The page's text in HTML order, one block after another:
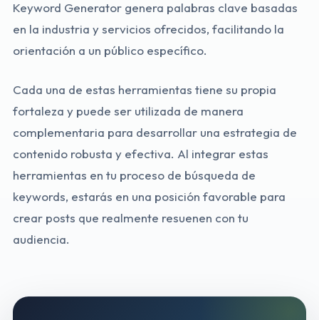
Keyword Generator genera palabras clave basadas
en la industria y servicios ofrecidos, facilitando la
orientación a un público específico.
Cada una de estas herramientas tiene su propia
fortaleza y puede ser utilizada de manera
complementaria para desarrollar una estrategia de
contenido robusta y efectiva. Al integrar estas
herramientas en tu proceso de búsqueda de
keywords, estarás en una posición favorable para
crear posts que realmente resuenen con tu
audiencia.